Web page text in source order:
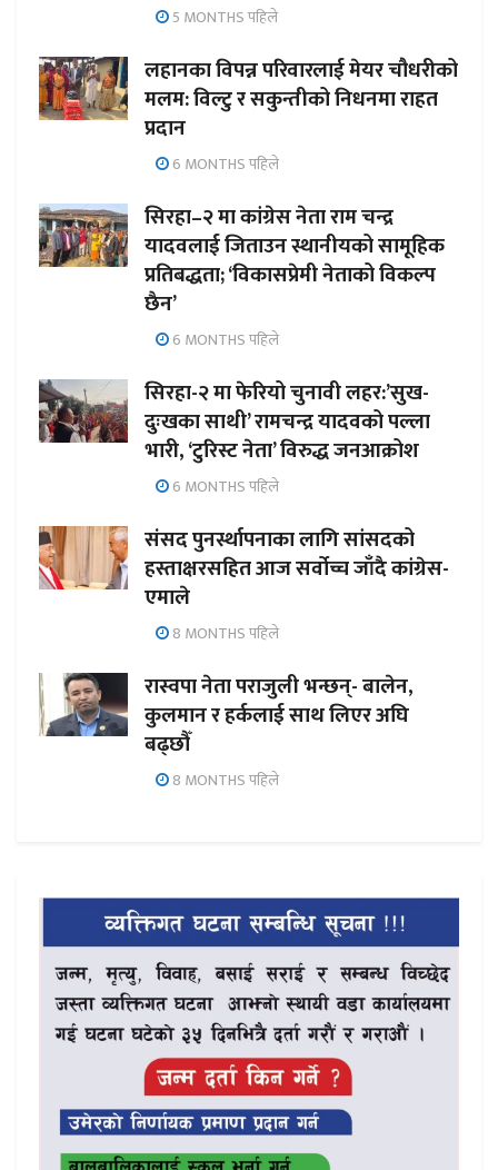
5 MONTHS पहिले
लहानका विपन्न परिवारलाई मेयर चौधरीको
मलम: विल्टु र सकुन्तीको निधनमा राहत
प्रदान
6 MONTHS पहिले
सिरहा–२ मा कांग्रेस नेता राम चन्द्र
यादवलाई जिताउन स्थानीयको सामूहिक
प्रतिबद्धता; ‘विकासप्रेमी नेताको विकल्प
छैन’
6 MONTHS पहिले
सिरहा-२ मा फेरियो चुनावी लहर:’सुख-
दुःखका साथी’ रामचन्द्र यादवको पल्ला
भारी, ‘टुरिस्ट नेता’ विरुद्ध जनआक्रोश
6 MONTHS पहिले
संसद पुनर्स्थापनाका लागि सांसदको
हस्ताक्षरसहित आज सर्वोच्च जाँदै कांग्रेस-
एमाले
8 MONTHS पहिले
रास्वपा नेता पराजुली भन्छन्- बालेन,
कुलमान र हर्कलाई साथ लिएर अघि
बढ्छौँ
8 MONTHS पहिले